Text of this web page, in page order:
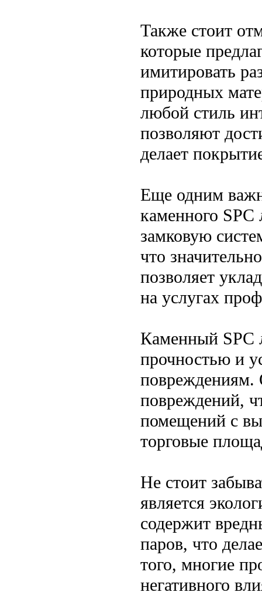
Также стоит
которые
имитировать
природных
любой стиль
позволяют
делает
Еще одним
каменного
замковую
что
позволяет
на услугах
Каменный SPC
прочностью и
повреждениям.
повреждений,
помещений с
торговые
Не стоит
является
содержит
паров, что
того, многие
негативного